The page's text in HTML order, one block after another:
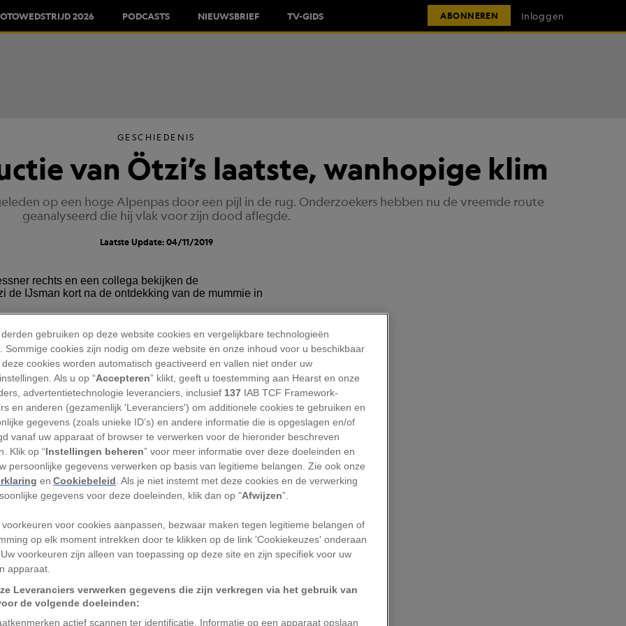
2026 PODCASTS NIEUWSBRIEF TV-GIDS ABONNEREN Inloggen
GESCHIEDENIS
van Ötzi’s laatste, wanhopige klim
op een hoge Alpenpas door een pijl in de rug. Onderzoekers hebben nu de vreemde route
geanalyseerd die hij vlak voor zijn dood aflegde.
Laatste Update: 04/11/2019
collega bekijken de gemummificeerde resten van
mummie in 1991.
resten van Ötzi op aanwijzingen over zijn leven en
gebruiken op deze website cookies en vergelijkbare technologieën
Sommige cookies zijn nodig om deze website en onze inhoud voor u beschikbaar
cookies worden automatisch geactiveerd en vallen niet onder uw
Als u op “Accepteren” klikt, geeft u toestemming aan Hearst en onze
advertentietechnologie leveranciers, inclusief 137 IAB TCF Framework-
en anderen (gezamenlijk 'Leveranciers') om additionele cookies te gebruiken en
gegevens (zoals unieke ID’s) en andere informatie die is opgeslagen en/of
vanaf uw apparaat of browser te verwerken voor de hieronder beschreven
Klik op “Instellingen beheren” voor meer informatie over deze doeleinden en
persoonlijke gegevens verwerken op basis van legitieme belangen. Zie ook onze
enCookiebeleid . Als je niet instemt met deze cookies en de verwerking
gegevens voor deze doeleinden, klik dan op "Afwijzen”.
voorkeuren voor cookies aanpassen, bezwaar maken tegen legitieme belangen of
op elk moment intrekken door te klikken op de link 'Cookiekeuzes' onderaan
voorkeuren zijn alleen van toepassing op deze site en zijn specifiek voor uw
apparaat.
Leveranciers verwerken gegevens die zijn verkregen via het gebruik van
de volgende doeleinden:
actief scannen ter identificatie. Informatie op een apparaat opslaan